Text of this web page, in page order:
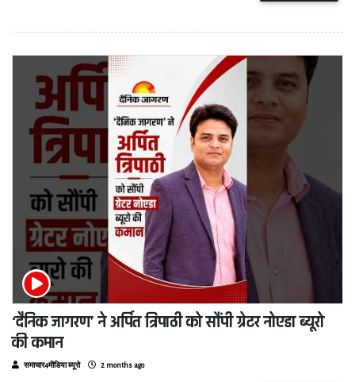
‘दैनिक जागरण’ ने अर्पित त्रिपाठी को सौंपी ग्रेटर नोएडा ब्यूरो
की कमान
समाचार4मीडिया ब्यूरो 2 months ago